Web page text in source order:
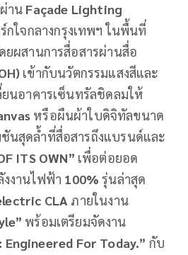
าน Façade Lighting
ใจกลางกรุงเทพฯ ในพื้นที่
ยผสานการสื่อสารผ่านสื่อ
เข้ากับนวัตกรรมแสงสีและ
ยนอาคารเซ็นทรัลชิดลมให้
หรือผืนผ้าใบดิจิทัลขนาด
นสุดล้ำที่สื่อสารถึงแบรนด์และ
ITS OWN” เพื่อต่อยอด
งานไฟฟ้า 100%รุ่นล่าสุด
CLA ภายในงาน
พร้อมเตรียมจัดงาน
For Today.” กับ